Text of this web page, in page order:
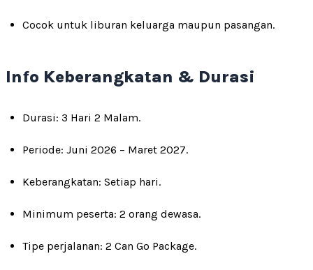
Cocok untuk liburan keluarga maupun pasangan.
Info Keberangkatan & Durasi
Durasi: 3 Hari 2 Malam.
Periode: Juni 2026 – Maret 2027.
Keberangkatan: Setiap hari.
Minimum peserta: 2 orang dewasa.
Tipe perjalanan: 2 Can Go Package.